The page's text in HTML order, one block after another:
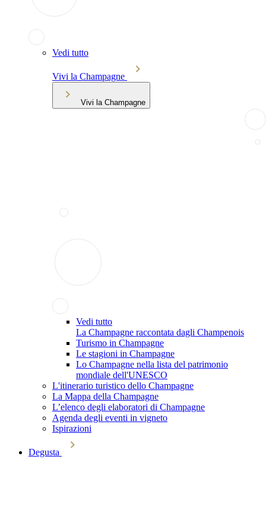
Vedi tutto
Vivi la Champagne
Vivi la Champagne
Vedi tutto
La Champagne raccontata dagli Champenois
Turismo in Champagne
Le stagioni in Champagne
Lo Champagne nella lista del patrimonio
mondiale dell'UNESCO
L'itinerario turistico dello Champagne
La Mappa della Champagne
L’elenco degli elaboratori di Champagne
Agenda degli eventi in vigneto
Ispirazioni
Degusta